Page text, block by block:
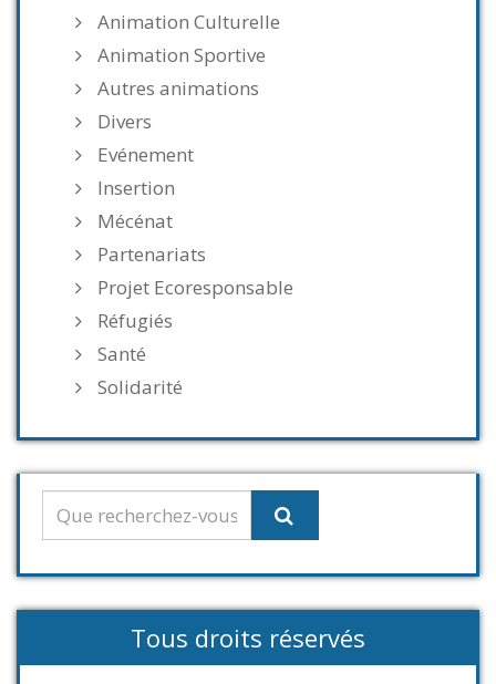
Animation Culturelle
Animation Sportive
Autres animations
Divers
Evénement
Insertion
Mécénat
Partenariats
Projet Ecoresponsable
Réfugiés
Santé
Solidarité
Tous droits réservés